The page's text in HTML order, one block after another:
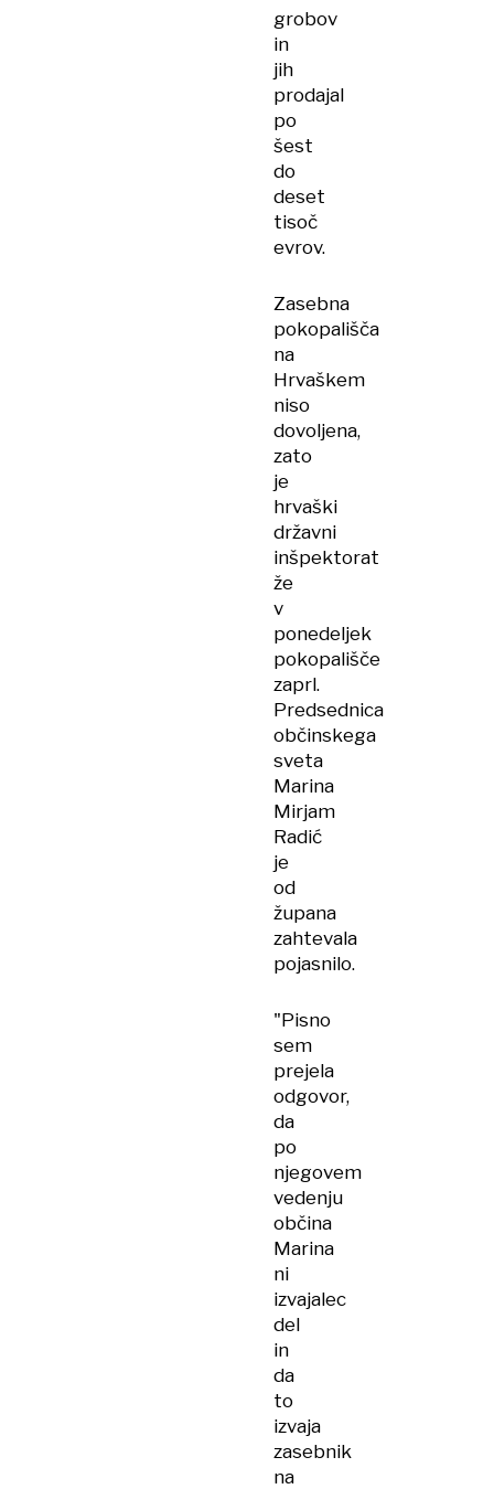
grobov
in
jih
prodajal
po
šest
do
deset
tisoč
evrov.
Zasebna
pokopališča
na
Hrvaškem
niso
dovoljena,
zato
je
hrvaški
državni
inšpektorat
že
v
ponedeljek
pokopališče
zaprl.
Predsednica
občinskega
sveta
Marina
Mirjam
Radić
je
od
župana
zahtevala
pojasnilo.
"Pisno
sem
prejela
odgovor,
da
po
njegovem
vedenju
občina
Marina
ni
izvajalec
del
in
da
to
izvaja
zasebnik
na